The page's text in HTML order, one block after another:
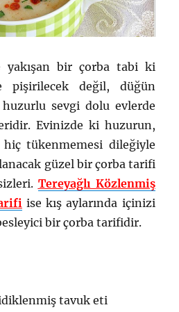
yakışan bir çorba tabi ki
pişirilecek değil, düğün
sevgi dolu evlerde
Evinizde ki huzurun,
hiç tükenmemesi dileğiyle
güzel bir çorba tarifi
Tereyağlı Közlenmiş
ise kış aylarında içinizi
bir çorba tarifidir.
tavuk eti